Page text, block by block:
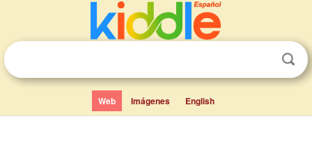
Web Imágenes English